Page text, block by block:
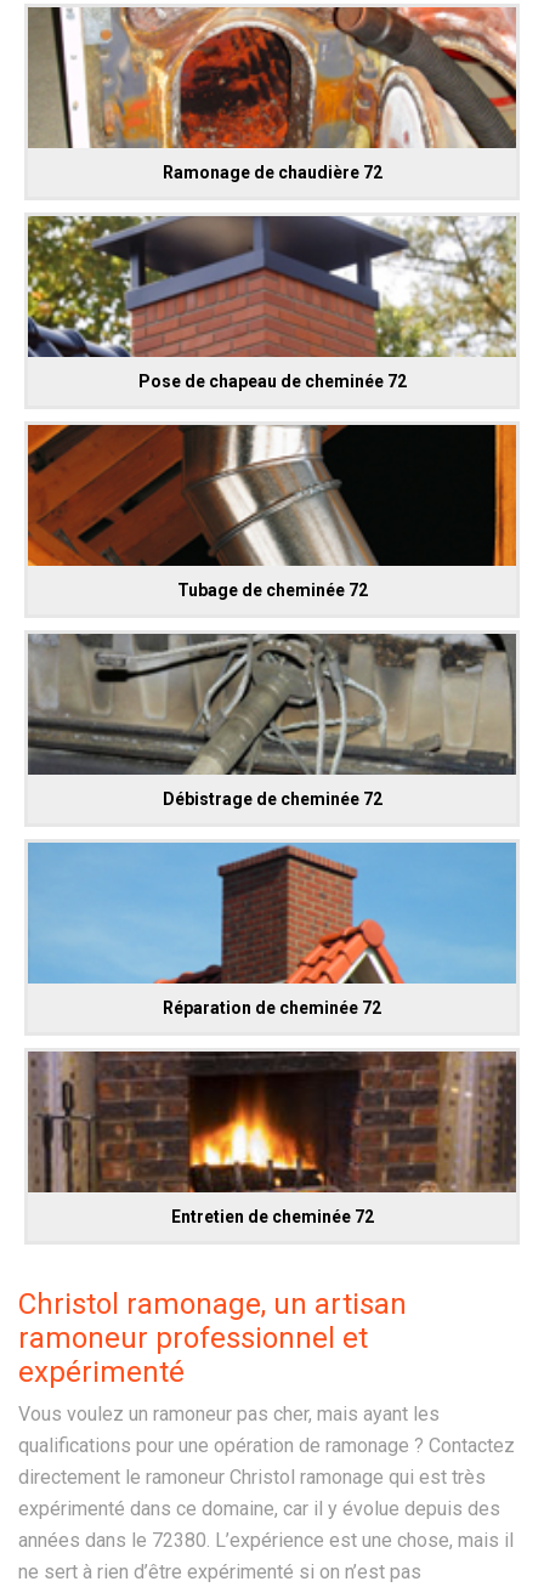
Ramonage de chaudière 72
Pose de chapeau de cheminée 72
Tubage de cheminée 72
Débistrage de cheminée 72
Réparation de cheminée 72
Entretien de cheminée 72
Christol ramonage, un artisan
ramoneur professionnel et
expérimenté
Vous voulez un ramoneur pas cher, mais ayant les
qualifications pour une opération de ramonage ? Contactez
directement le ramoneur Christol ramonage qui est très
expérimenté dans ce domaine, car il y évolue depuis des
années dans le 72380. L’expérience est une chose, mais il
ne sert à rien d’être expérimenté si on n’est pas